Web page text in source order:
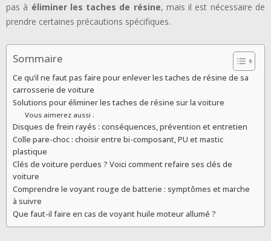
pas à éliminer les taches de résine, mais il est nécessaire de
prendre certaines précautions spécifiques.
Sommaire
Ce qu’il ne faut pas faire pour enlever les taches de résine de sa
carrosserie de voiture
Solutions pour éliminer les taches de résine sur la voiture
Vous aimerez aussi :
Disques de frein rayés : conséquences, prévention et entretien
Colle pare-choc : choisir entre bi-composant, PU et mastic
plastique
Clés de voiture perdues ? Voici comment refaire ses clés de
voiture
Comprendre le voyant rouge de batterie : symptômes et marche
à suivre
Que faut-il faire en cas de voyant huile moteur allumé ?